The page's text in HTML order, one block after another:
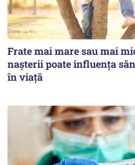
Frate mai mare sau mai
nașterii poate influența
în viață